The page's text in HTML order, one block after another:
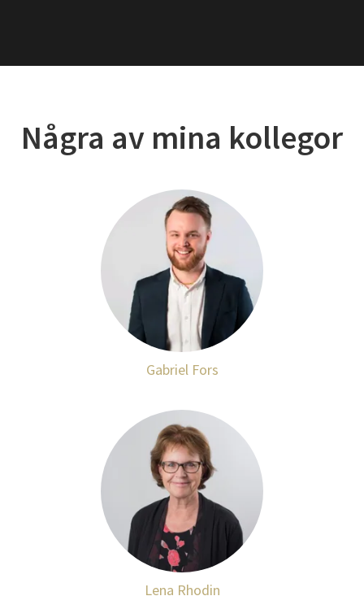
Några av mina kollegor
Gabriel Fors
Lena Rhodin